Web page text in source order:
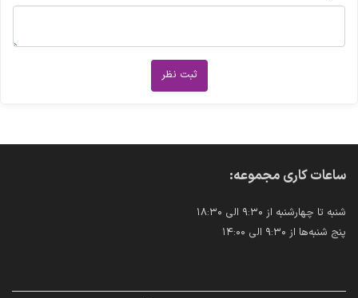
ثبت نظر
ساعات کاری مجموعه:
شنبه تا چهارشنبه از ۹:۳۰ الی ۱۸:۳۰
پنج شنبه‌ها از ۹:۳۰ الی ۱۴:۰۰